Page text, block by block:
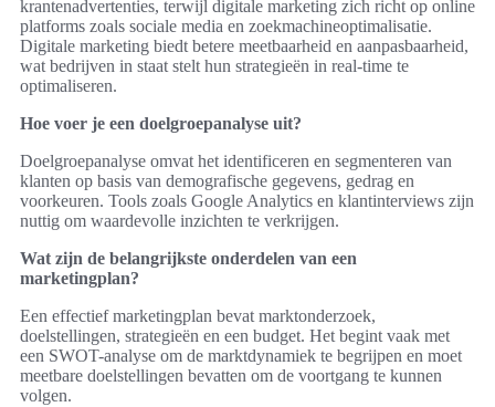
krantenadvertenties, terwijl digitale marketing zich richt op online
platforms zoals sociale media en zoekmachineoptimalisatie.
Digitale marketing biedt betere meetbaarheid en aanpasbaarheid,
wat bedrijven in staat stelt hun strategieën in real-time te
optimaliseren.
Hoe voer je een doelgroepanalyse uit?
Doelgroepanalyse omvat het identificeren en segmenteren van
klanten op basis van demografische gegevens, gedrag en
voorkeuren. Tools zoals Google Analytics en klantinterviews zijn
nuttig om waardevolle inzichten te verkrijgen.
Wat zijn de belangrijkste onderdelen van een
marketingplan?
Een effectief marketingplan bevat marktonderzoek,
doelstellingen, strategieën en een budget. Het begint vaak met
een SWOT-analyse om de marktdynamiek te begrijpen en moet
meetbare doelstellingen bevatten om de voortgang te kunnen
volgen.